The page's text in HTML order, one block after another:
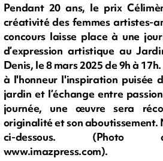
Pendant 20 ans, le prix
créativité des femmes artistes-
concours laisse place à une
d’expression artistique au
Denis, le 8 mars 2025 de 9h à
à l'honneur l'inspiration puisée
jardin et l’échange entre
journée, une œuvre sera
originalité et son aboutissement.
ci-dessous. (Photo
www.imazpress.com).